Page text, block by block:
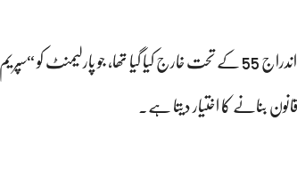
اس میں مزید کہا گیا کہ سپریم کورٹ کو خصوصی طور پر فورتھ شیڈول کے حصہ I کے اندراج 55 کے تحت خارج کیا گیا تھا، جو پارلیمنٹ کو “سپریم
بنانے کا اختیار دیتا ہے۔